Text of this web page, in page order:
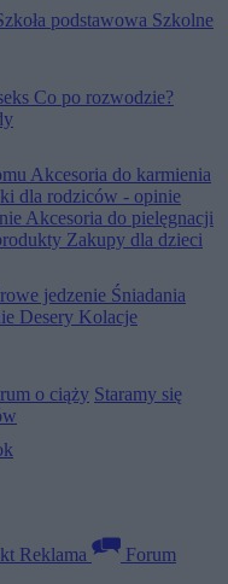
podstawowa Szkolne
Co po rozwodzie?
Akcesoria do karmienia
dla rodziców - opinie
Akcesoria do pielęgnacji
Zakupy dla dzieci
jedzenie Śniadania
Desery Kolacje
o ciąży Staramy się
Reklama
Forum